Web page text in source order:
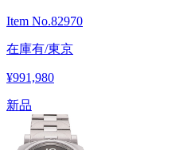
Item No.82970
在庫有/東京
¥991,980
新品